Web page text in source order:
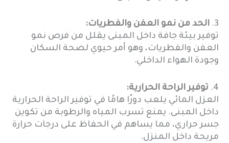
3. الحد من نمو العفن والفطريات:
توفير بيئة جافة داخل المبنى يقلل من فرص نمو
العفن والفطريات، وهو أمر حيوي لصحة السكان
وجودة الهواء الداخلي.
4. توفير الراحة الحرارية:
العزل المائي يلعب دورًا هامًا في توفير الراحة الحرارية
داخل المبنى. يمنع تسرب المياه والرطوبة من تكوين
جسر حراري، مما يساهم في الحفاظ على درجات حرارة
مريحة داخل المنزل.